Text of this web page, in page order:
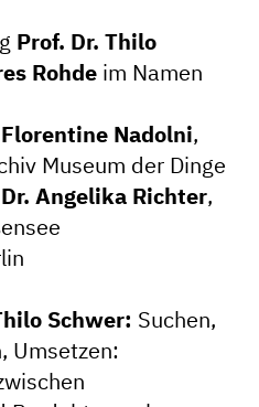
Prof. Dr. Thilo
Rohde im Namen
Florentine Nadolni,
Museum der Dinge
Dr. Angelika Richter,
Schwer: Suchen,
Umsetzen: